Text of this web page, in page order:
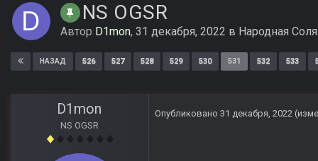
NS OGSR
Автор D1mon, 31 декабря, 2022 в Народная
НАЗАД 526 527 528 529 530 531 532 533
D1mon
NS OGSR
Опубликовано 31 декабря, 2022